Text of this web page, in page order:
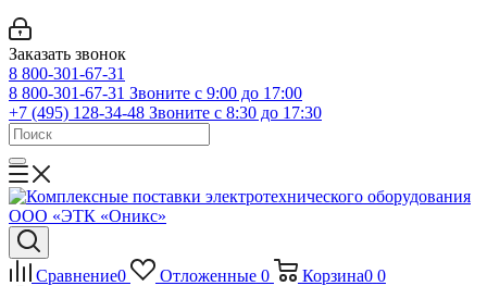
Заказать звонок
8 800-301-67-31
8 800-301-67-31 Звоните с 9:00 до 17:00
+7 (495) 128-34-48 Звоните с 8:30 до 17:30
Сравнение0 Отложенные 0 Корзина0 0